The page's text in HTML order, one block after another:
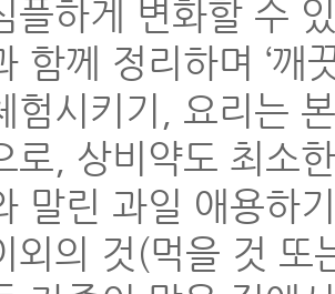
플하게 변화할 수
함께 정리하며 ‘깨
험시키기, 요리는
로, 상비약도 최소
말린 과일 애용하
외의 것(먹을 것 또